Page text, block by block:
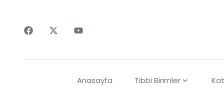
Anasayfa Tıbbi Birimler